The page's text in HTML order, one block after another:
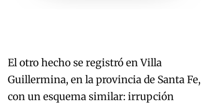
El otro hecho se registró en Villa
Guillermina, en la provincia de Santa Fe,
con un esquema similar: irrupción